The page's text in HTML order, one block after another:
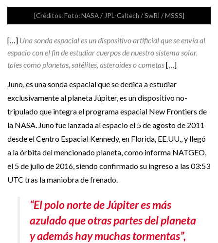
[Créditos: Foto: NASA / JPL-Caltech / SwRI / MSSS]
[…] Una sonda espacial es un dispositivo artificial que se envía al
espacio con el fin de estudiar cuerpos de nuestro sistema solar,
tales como planetas, satélites, asteroides o cometas[…]
Juno, es una sonda espacial que se dedica a estudiar
exclusivamente al planeta Júpiter, es un dispositivo no-
tripulado que integra el programa espacial New Frontiers de
la NASA. Juno fue lanzada al espacio el 5 de agosto de 2011
desde el Centro Espacial Kennedy, en Florida, EE.UU., y llegó
a la órbita del mencionado planeta, como informa NATGEO,
el 5 de julio de 2016, siendo confirmado su ingreso a las 03:53
UTC tras la maniobra de frenado.
“El polo norte de Júpiter es más
azulado que otras partes del planeta
y además hay muchas tormentas”,